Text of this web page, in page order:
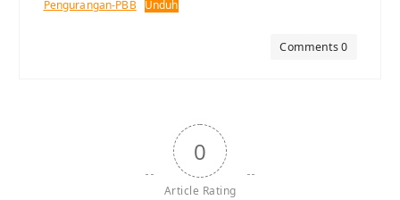
Pengurangan-PBB
Unduh
Comments 0
0
Article Rating